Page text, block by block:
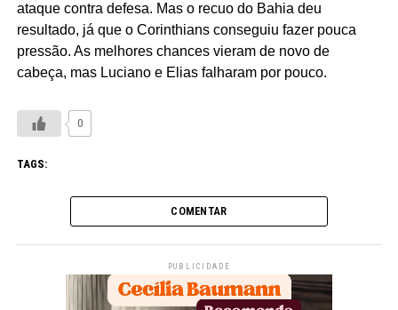
ataque contra defesa. Mas o recuo do Bahia deu
resultado, já que o Corinthians conseguiu fazer pouca
pressão. As melhores chances vieram de novo de
cabeça, mas Luciano e Elias falharam por pouco.
0
TAGS:
COMENTAR
PUBLICIDADE